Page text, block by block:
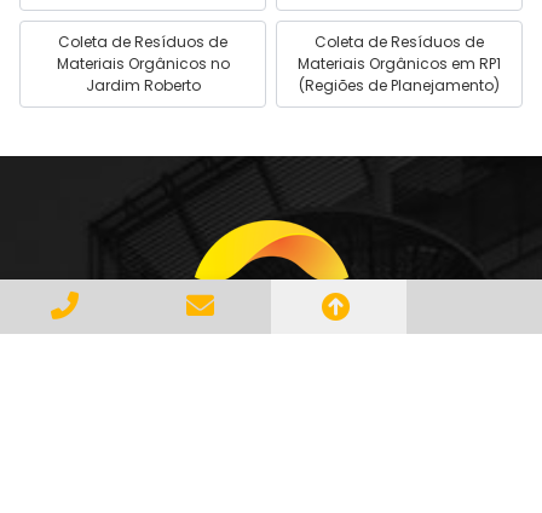
Coleta de Resíduos de
Materiais Orgânicos no
Jardim Roberto
Coleta de Resíduos de
Materiais Orgânicos em RP1
(Regiões de Planejamento)